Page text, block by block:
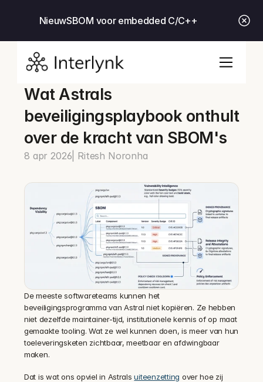
NieuwSBOM voor embedded C/C++
Wat Astrals
beveiligingsplaybook onthult
over de kracht van SBOM's
8 apr 2026 | Ritesh Noronha
De meeste softwareteams kunnen het
beveiligingsprogramma van Astral niet kopiëren. Ze hebben
niet dezelfde maintainer-tijd, institutionele kennis of op maat
gemaakte tooling. Wat ze wel kunnen doen, is meer van hun
toeleveringsketen zichtbaar, meetbaar en afdwingbaar
maken.
Dat is wat ons opviel in Astrals uiteenzetting over hoe zij